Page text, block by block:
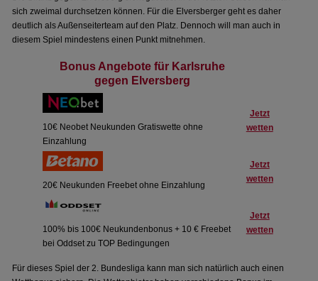
sich zweimal durchsetzen können. Für die Elversberger geht es daher
deutlich als Außenseiterteam auf den Platz. Dennoch will man auch in
diesem Spiel mindestens einen Punkt mitnehmen.
Bonus Angebote für Karlsruhe
gegen Elversberg
10€ Neobet Neukunden Gratiswette ohne
Einzahlung
Jetzt
wetten
20€ Neukunden Freebet ohne Einzahlung
Jetzt
wetten
100% bis 100€ Neukundenbonus + 10 € Freebet
bei Oddset zu TOP Bedingungen
Jetzt
wetten
Für dieses Spiel der 2. Bundesliga kann man sich natürlich auch einen